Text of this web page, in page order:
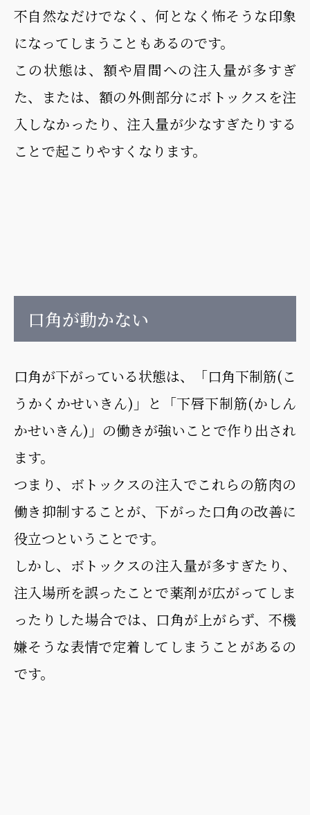
不自然なだけでなく、何となく怖そうな印象
になってしまうこともあるのです。
この状態は、額や眉間への注入量が多すぎ
た、または、額の外側部分にボトックスを注
入しなかったり、注入量が少なすぎたりする
ことで起こりやすくなります。
口角が動かない
口角が下がっている状態は、「口角下制筋(こ
うかくかせいきん)」と「下唇下制筋(かしん
かせいきん)」の働きが強いことで作り出され
ます。
つまり、ボトックスの注入でこれらの筋肉の
働き抑制することが、下がった口角の改善に
役立つということです。
しかし、ボトックスの注入量が多すぎたり、
注入場所を誤ったことで薬剤が広がってしま
ったりした場合では、口角が上がらず、不機
嫌そうな表情で定着してしまうことがあるの
です。